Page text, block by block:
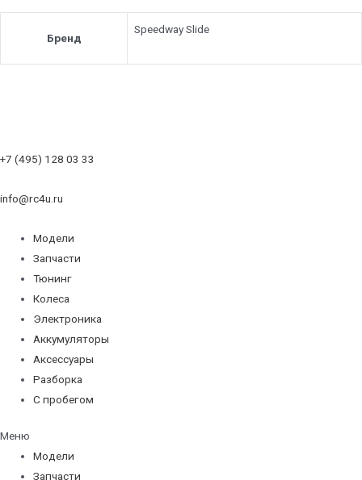
Бренд
Speedway Slide
+7 (495) 128 03 33
info@rc4u.ru
Модели
Запчасти
Тюнинг
Колеса
Электроника
Аккумуляторы
Аксессуары
Разборка
С пробегом
Меню
Модели
Запчасти